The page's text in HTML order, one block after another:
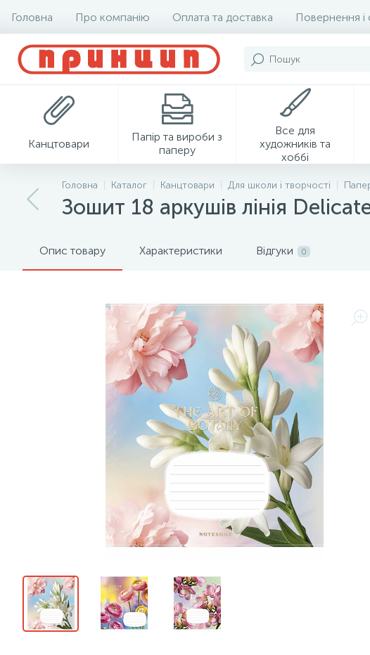
Головна Про компанію Оплата та доставка Повернення і
Канцтовари
Папір та вироби з
паперу
Все для
художників та
хоббі
Головна Каталог Канцтовари Для школи і творчості
Зошит 18 аркушів лінія
Опис товару Характеристики Відгуки 0